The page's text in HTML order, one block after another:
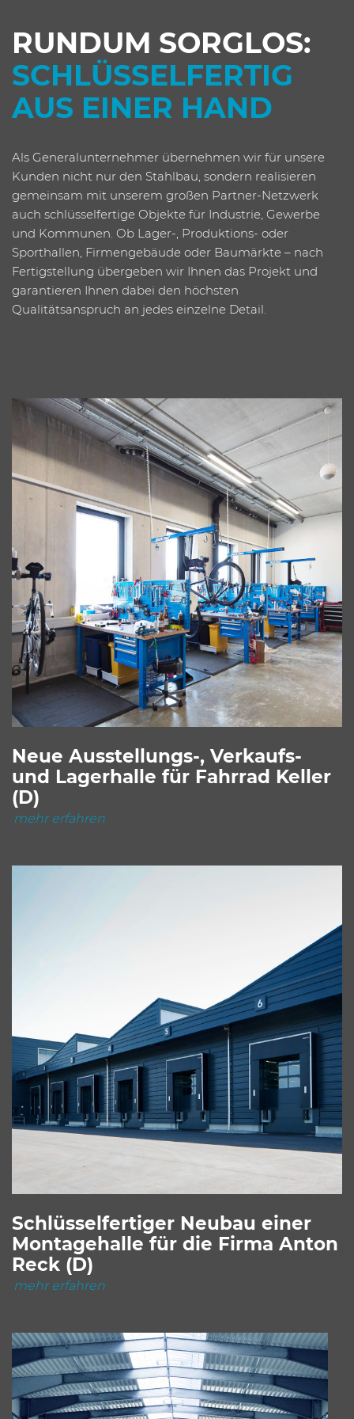
RUNDUM SORGLOS:
SCHLÜSSEL­FERTIG
AUS­ EINER HAND
Als Generalunternehmer übernehmen wir für unsere
Kunden nicht nur den Stahlbau, sondern realisieren
gemeinsam mit unserem großen Partner-Netzwerk
auch schlüsselfertige Objekte für Industrie, Gewerbe
und Kommunen. Ob Lager-, Produktions- oder
Sporthallen, Firmengebäude oder Baumärkte – nach
Fertigstellung übergeben wir Ihnen das Projekt und
garantieren Ihnen dabei den höchsten
Qualitätsanspruch an jedes einzelne Detail.
Neue Ausstellungs-, Verkaufs-
und Lagerhalle für Fahrrad Keller
(D)
mehr erfahren
Schlüsselfertiger Neubau einer
Montagehalle für die Firma Anton
Reck (D)
mehr erfahren